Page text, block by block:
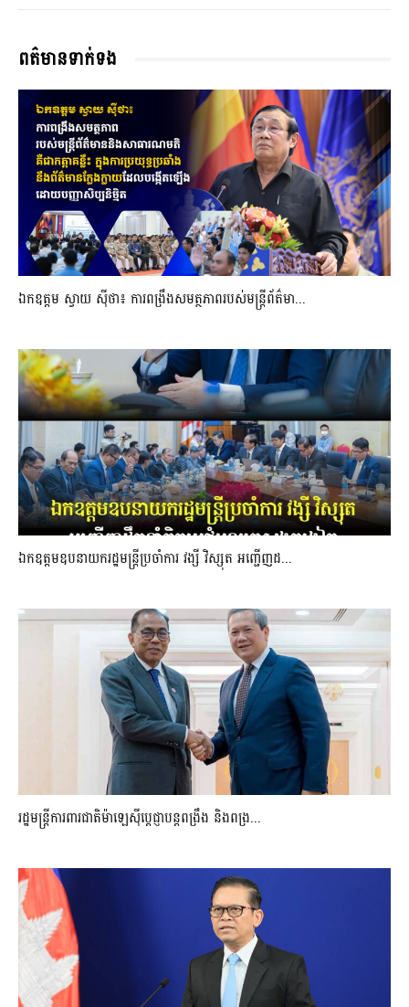
ពត៌មានទាក់ទង
ឯកឧត្តម ស្វាយ ស៊ីថា៖ ការពង្រឹងសមត្ថភាពរបស់មន្ត្រីព័ត៌មា...
ឯកឧត្តមឧបនាយករដ្ឋមន្រ្តីប្រចាំការ វង្សី វិស្សុត អញ្ជើញដ...
រដ្ឋមន្ត្រីការពារជាតិម៉ាឡេស៊ីប្ដេជ្ញាបន្តពង្រឹង និងពង្រ...